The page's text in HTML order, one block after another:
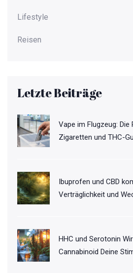
Lifestyle
Reisen
Letzte Beiträge
Vape im Flugzeug: Die
Zigaretten und THC-
Ibuprofen und CBD
Verträglichkeit und
HHC und Serotonin
Cannabinoid Deine